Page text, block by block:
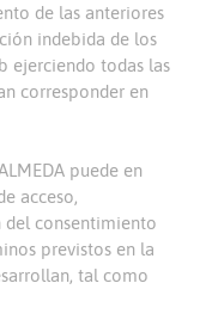
de las anteriores
indebida de los
ejerciendo todas las
corresponder en
puede en
acceso,
del consentimiento
previstos en la
tal como